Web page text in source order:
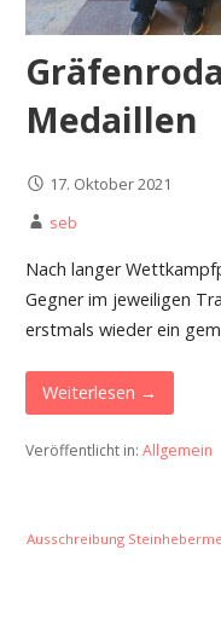
Medaillen
17. Oktober 2021
seb
Nach langer
Gegner im jeweiligen
erstmals wieder ein
Weiterlesen →
Veröffentlicht in: Allgemein
Ausschreibung